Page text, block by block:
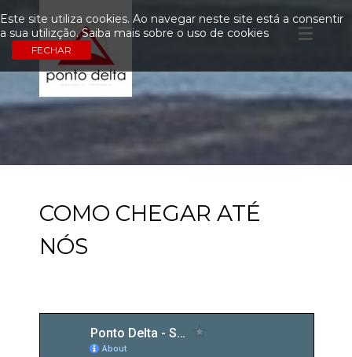
COMO CHEGAR ATÉ
NÓS
Este site utiliza cookies. Ao navegar neste site está a consentir
a sua utilizção.Saiba mais sobre o uso de cookies